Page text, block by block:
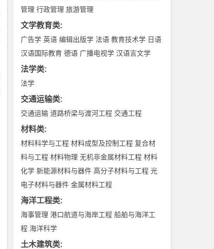
管理 行政管理 旅游管理
文学教育类:
广告学 英语 编辑出版学 法语 教育技术学 日语
汉语国际教育 德语 广播电视学 汉语言文学
法学类:
法学
交通运输类:
交通运输 道路桥梁与渡河工程 交通工程
材料类:
材料科学与工程 材料成型及控制工程 复合材
料与工程 材料物理 无机非金属材料工程 材料
化学 新能源材料与器件 高分子材料与工程 光
电子材料与器件 金属材料工程
海洋工程类:
海事管理 港口航道与海岸工程 船舶与海洋工
程 海洋科学
土木建筑类: